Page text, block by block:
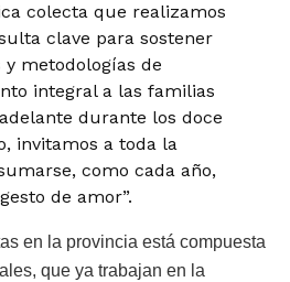
colecta que realizamos
clave para sostener
metodologías de
integral a las familias
durante los doce
invitamos a toda la
como cada año,
de amor”.
en la provincia está compuesta
que ya trabajan en la